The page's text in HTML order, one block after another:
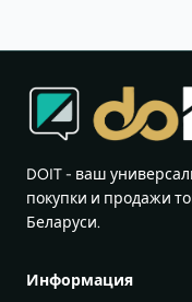
DOIT - ваш
покупки и продажи
Беларуси.
Информация